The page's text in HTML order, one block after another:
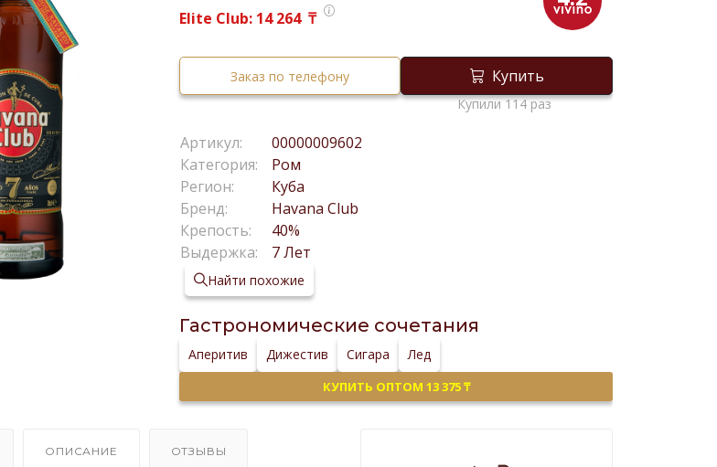
Elite Club: 14 264 ₸
Заказ по телефону Купить
Купили 114 раз
Артикул:
00000009602
Категория:
Ром
Регион:
Куба
Бренд:
Havana Club
Крепость:
40%
Выдержка:
7 Лет
Найти похожие
Гастрономические сочетания
Аперитив Дижестив Сигара Лед
КУПИТЬ ОПТОМ 13 375 ₸
ОПИСАНИЕ ОТЗЫВЫ